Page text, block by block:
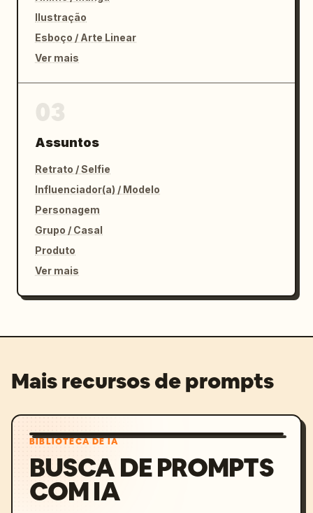
Ilustração
Esboço / Arte Linear
Ver mais
Assuntos
Retrato / Selfie
Influenciador(a) / Modelo
Personagem
Grupo / Casal
Produto
Ver mais
Mais recursos de prompts
BIBLIOTECA DE IA
BUSCA DE PROMPTS
COM IA